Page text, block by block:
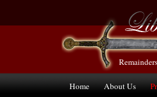
Home About Us